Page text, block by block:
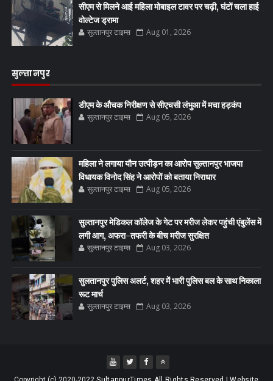
सीएम से मिलने आई महिला मोबाइल टावर पर चढ़ी, घंटों चला हाई
वोल्टेज ड्रामा
सुल्तानपुर टाइम्स Aug 01, 2026
सुल्तानपुर
डीएम के औचक निरीक्षण से सीएचसी लंभुआ में मचा हड़कंप
सुल्तानपुर टाइम्स Aug 05, 2026
महिला ने लगाया यौन उत्पीड़न का आरोप सुल्तानपुर भाजपा
विधायक विनोद सिंह ने आरोपों को बताया निराधार
सुल्तानपुर टाइम्स Aug 05, 2026
सुल्तानपुर मेडिकल कॉलेज के गेट पर मरीज लेकर पहुंची एंबुलेंस में
लगी आग, अफरा-तफरी के बीच मरीज सुरक्षित
सुल्तानपुर टाइम्स Aug 03, 2026
सुलतानपुर पुलिस अलर्ट, शहर में भारी पुलिस बल के साथ निकाला
रूट मार्च
सुल्तानपुर टाइम्स Aug 03, 2026